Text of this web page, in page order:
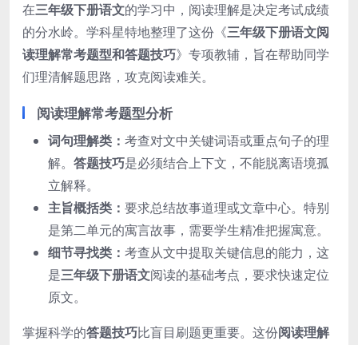
在三年级下册语文的学习中，阅读理解是决定考试成绩
的分水岭。学科星特地整理了这份《三年级下册语文阅
读理解常考题型和答题技巧》专项教辅，旨在帮助同学
们理清解题思路，攻克阅读难关。
阅读理解常考题型分析
词句理解类： 考查对文中关键词语或重点句子的理
解。 答题技巧是必须结合上下文，不能脱离语境孤
立解释。
主旨概括类： 要求总结故事道理或文章中心。特别
是第二单元的寓言故事，需要学生精准把握寓意。
细节寻找类： 考查从文中提取关键信息的能力，这
是三年级下册语文阅读的基础考点，要求快速定位
原文。
掌握科学的答题技巧比盲目刷题更重要。这份阅读理解